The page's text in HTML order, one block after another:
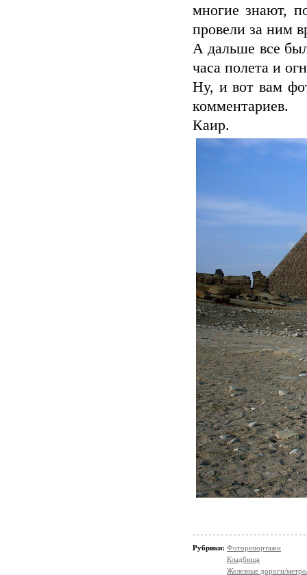
многие знают,
провели за ним
А дальше все
часа полета и
Ну, и вот вам
комментариев.
Каир.
Рубрики: Фоторепортажи
Кладбища
Железные дороги/